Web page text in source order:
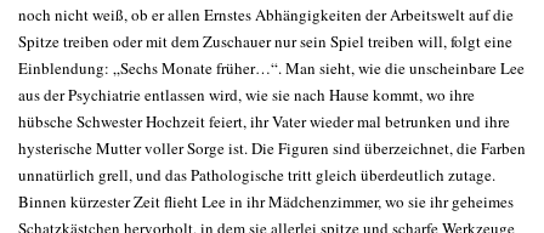
noch nicht weiß, ob er allen Ernstes Abhängigkeiten der Arbeitswelt auf die
Spitze treiben oder mit dem Zuschauer nur sein Spiel treiben will, folgt eine
Einblendung: „Sechs Monate früher…“. Man sieht, wie die unscheinbare Lee
aus der Psychiatrie entlassen wird, wie sie nach Hause kommt, wo ihre
hübsche Schwester Hochzeit feiert, ihr Vater wieder mal betrunken und ihre
hysterische Mutter voller Sorge ist. Die Figuren sind überzeichnet, die Farben
unnatürlich grell, und das Pathologische tritt gleich überdeutlich zutage.
Binnen kürzester Zeit flieht Lee in ihr Mädchenzimmer, wo sie ihr geheimes
Schatzkästchen hervorholt, in dem sie allerlei spitze und scharfe Werkzeuge